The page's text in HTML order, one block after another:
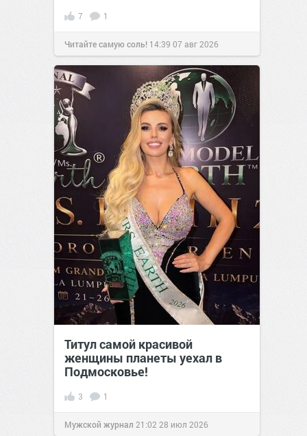
7 1
Читайте самую соль! 14:39 07 авг 2026
Титул самой красивой
женщины планеты уехал в
Подмосковье!
3 1
Мужской журнал 21:02 28 июл 2026